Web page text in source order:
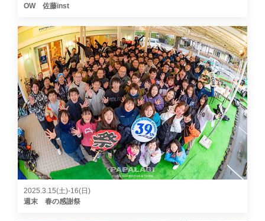
OW 佐藤inst
2025.3.15(土)-16(日)
週末 春の感謝祭